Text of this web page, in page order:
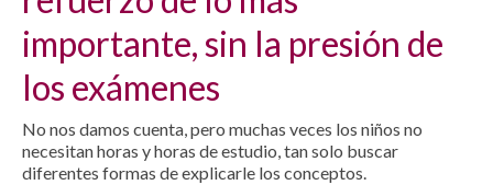
importante, sin la presión de
los exámenes
No nos damos cuenta, pero muchas veces los niños no
necesitan horas y horas de estudio, tan solo buscar
diferentes formas de explicarle los conceptos.